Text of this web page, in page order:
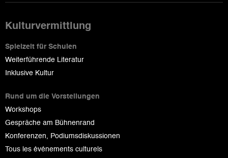
Kulturvermittlung
Spielzeit für Schulen
Weiterführende Literatur
Inklusive Kultur
Rund um die Vorstellungen
Workshops
Gespräche am Bühnenrand
Konferenzen, Podiumsdiskussionen
Tous les événements culturels